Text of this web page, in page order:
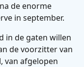
de enorme
in september.
in de gaten willen
de voorzitter van
van afgelopen